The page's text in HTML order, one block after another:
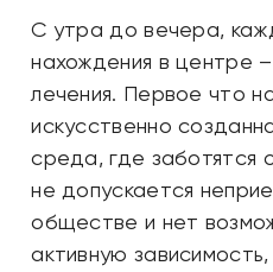
С утра до вечера,
нахождения в центре
лечения. Первое что
искусственно
среда, где заботятся
не допускается
обществе и нет
активную